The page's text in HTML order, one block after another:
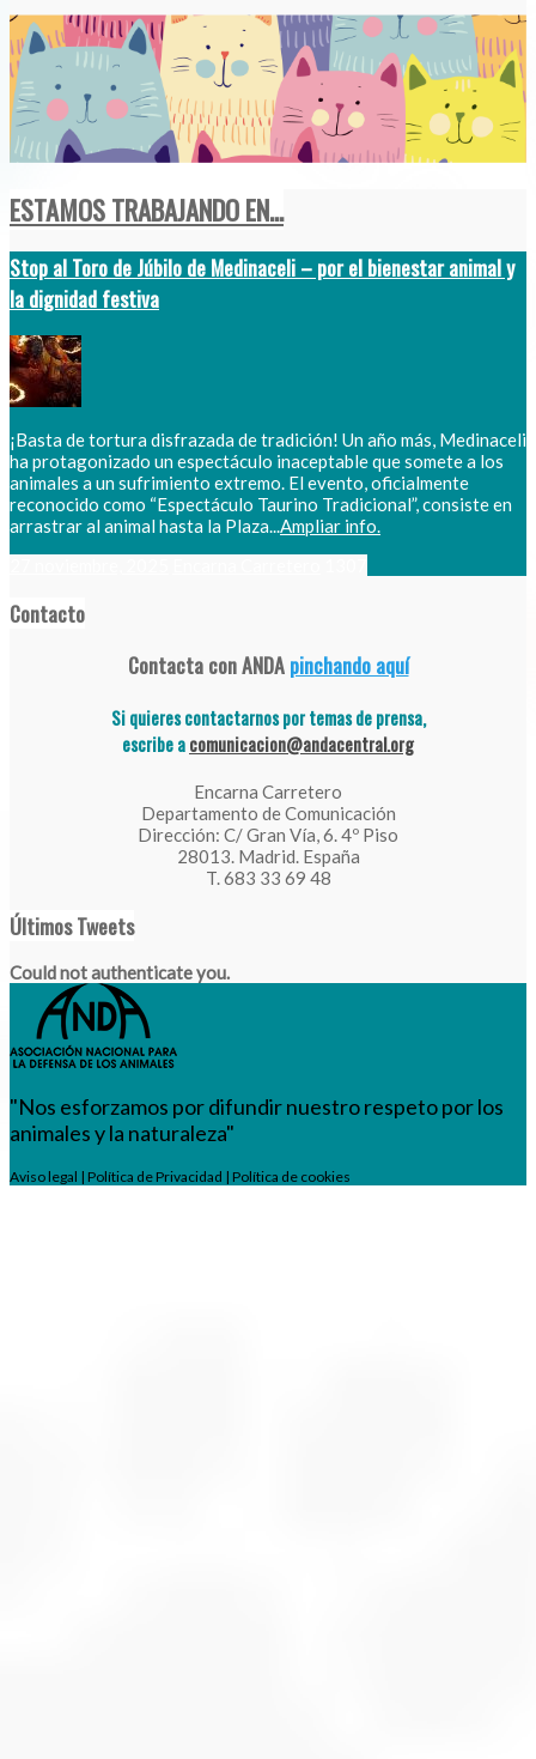
ESTAMOS TRABAJANDO EN...
Stop al Toro de Júbilo de Medinaceli – por el bienestar animal y
la dignidad festiva
¡Basta de tortura disfrazada de tradición! Un año más, Medinaceli
ha protagonizado un espectáculo inaceptable que somete a los
animales a un sufrimiento extremo. El evento, oficialmente
reconocido como “Espectáculo Taurino Tradicional”, consiste en
arrastrar al animal hasta la Plaza...Ampliar info.
Contacto
Contacta con ANDApinchando aquí
Si quieres contactarnos por temas de prensa,
escribe acomunicacion@andacentral.org
Encarna Carretero
Departamento de Comunicación
Dirección: C/ Gran Vía, 6. 4º Piso
28013. Madrid. España
T. 683 33 69 48
Últimos Tweets
Could not authenticate you.
"Nos esforzamos por difundir nuestro respeto por los
animales y la naturaleza"
Aviso legal | Política de Privacidad | Política de cookies